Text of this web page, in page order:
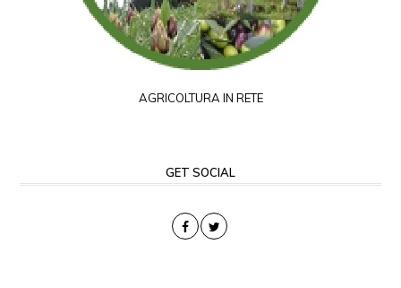
AGRICOLTURA IN RETE
GET SOCIAL